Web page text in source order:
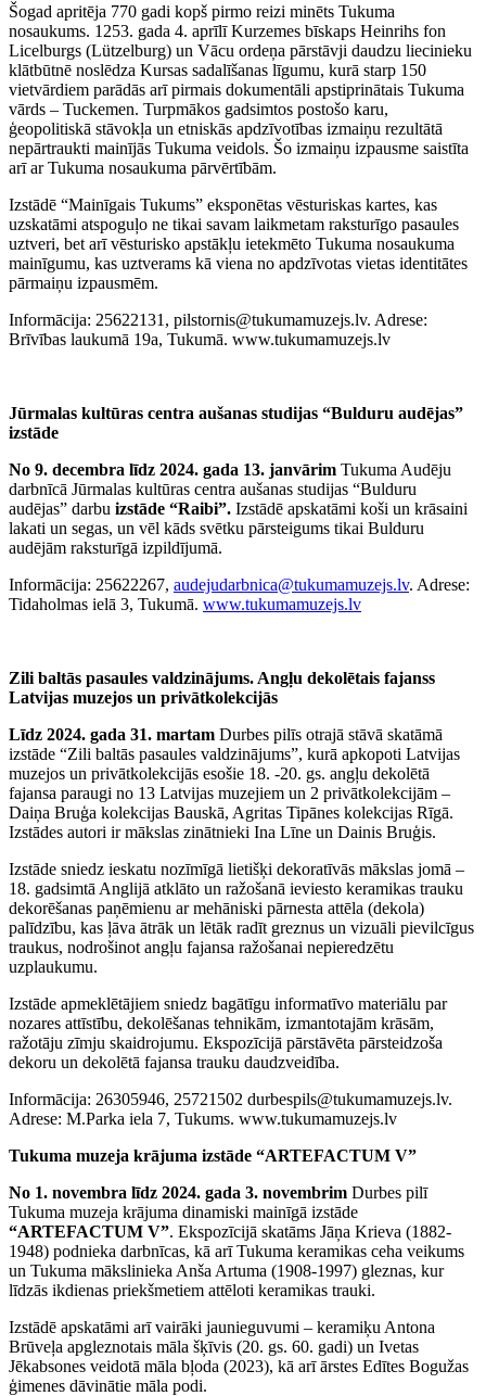
Šogad apritēja 770 gadi kopš pirmo reizi minēts Tukuma
nosaukums. 1253. gada 4. aprīlī Kurzemes bīskaps Heinrihs fon
Licelburgs (Lützelburg) un Vācu ordeņa pārstāvji daudzu liecinieku
klātbūtnē noslēdza Kursas sadalīšanas līgumu, kurā starp 150
vietvārdiem parādās arī pirmais dokumentāli apstiprinātais Tukuma
vārds – Tuckemen. Turpmākos gadsimtos postošo karu,
ģeopolitiskā stāvokļa un etniskās apdzīvotības izmaiņu rezultātā
nepārtraukti mainījās Tukuma veidols. Šo izmaiņu izpausme saistīta
arī ar Tukuma nosaukuma pārvērtībām.
Izstādē “Mainīgais Tukums” eksponētas vēsturiskas kartes, kas
uzskatāmi atspoguļo ne tikai savam laikmetam raksturīgo pasaules
uztveri, bet arī vēsturisko apstākļu ietekmēto Tukuma nosaukuma
mainīgumu, kas uztverams kā viena no apdzīvotas vietas identitātes
pārmaiņu izpausmēm.
Informācija: 25622131, pilstornis@tukumamuzejs.lv. Adrese:
Brīvības laukumā 19a, Tukumā. www.tukumamuzejs.lv
Jūrmalas kultūras centra aušanas studijas “Bulduru audējas”
izstāde
No 9. decembra līdz 2024. gada 13. janvārim Tukuma Audēju
darbnīcā Jūrmalas kultūras centra aušanas studijas “Bulduru
audējas” darbu izstāde “Raibi”. Izstādē apskatāmi koši un krāsaini
lakati un segas, un vēl kāds svētku pārsteigums tikai Bulduru
audējām raksturīgā izpildījumā.
Informācija: 25622267, audejudarbnica@tukumamuzejs.lv. Adrese:
Tidaholmas ielā 3, Tukumā. www.tukumamuzejs.lv
Zili baltās pasaules valdzinājums. Angļu dekolētais fajanss
Latvijas muzejos un privātkolekcijās
Līdz 2024. gada 31. martam Durbes pilīs otrajā stāvā skatāmā
izstāde “Zili baltās pasaules valdzinājums”, kurā apkopoti Latvijas
muzejos un privātkolekcijās esošie 18. -20. gs. angļu dekolētā
fajansa paraugi no 13 Latvijas muzejiem un 2 privātkolekcijām –
Daiņa Bruģa kolekcijas Bauskā, Agritas Tipānes kolekcijas Rīgā.
Izstādes autori ir mākslas zinātnieki Ina Līne un Dainis Bruģis.
Izstāde sniedz ieskatu nozīmīgā lietišķi dekoratīvās mākslas jomā –
18. gadsimtā Anglijā atklāto un ražošanā ieviesto keramikas trauku
dekorēšanas paņēmienu ar mehāniski pārnesta attēla (dekola)
palīdzību, kas ļāva ātrāk un lētāk radīt greznus un vizuāli pievilcīgus
traukus, nodrošinot angļu fajansa ražošanai nepieredzētu
uzplaukumu.
Izstāde apmeklētājiem sniedz bagātīgu informatīvo materiālu par
nozares attīstību, dekolēšanas tehnikām, izmantotajām krāsām,
ražotāju zīmju skaidrojumu. Ekspozīcijā pārstāvēta pārsteidzoša
dekoru un dekolētā fajansa trauku daudzveidība.
Informācija: 26305946, 25721502 durbespils@tukumamuzejs.lv.
Adrese: M.Parka iela 7, Tukums. www.tukumamuzejs.lv
Tukuma muzeja krājuma izstāde “ARTEFACTUM V”
No 1. novembra līdz 2024. gada 3. novembrim Durbes pilī
Tukuma muzeja krājuma dinamiski mainīgā izstāde
“ARTEFACTUM V”. Ekspozīcijā skatāms Jāņa Krieva (1882-
1948) podnieka darbnīcas, kā arī Tukuma keramikas ceha veikums
un Tukuma mākslinieka Anša Artuma (1908-1997) gleznas, kur
līdzās ikdienas priekšmetiem attēloti keramikas trauki.
Izstādē apskatāmi arī vairāki jaunieguvumi – keramiķu Antona
Brūveļa apgleznotais māla šķīvis (20. gs. 60. gadi) un Ivetas
Jēkabsones veidotā māla bļoda (2023), kā arī ārstes Edītes Bogužas
ģimenes dāvinātie māla podi.